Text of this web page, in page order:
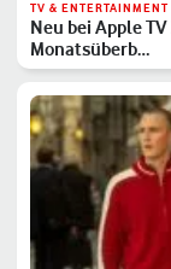
TV & ENTERTAINMENT
Neu bei Apple
Monatsüberb…